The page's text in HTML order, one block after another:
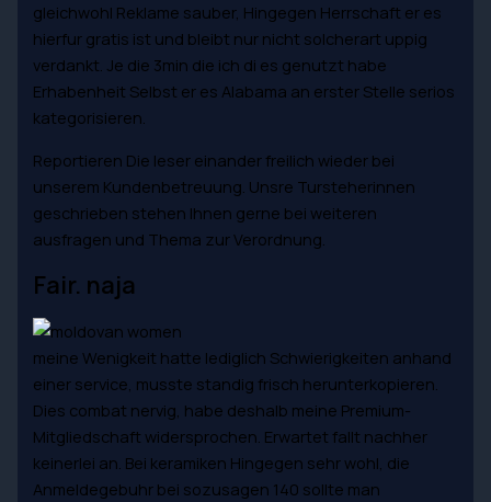
gleichwohl Reklame sauber, Hingegen Herrschaft er es
hierfur gratis ist und bleibt nur nicht solcherart uppig
verdankt. Je die 3min die ich di es genutzt habe
Erhabenheit Selbst er es Alabama an erster Stelle serios
kategorisieren.
Reportieren Die leser einander freilich wieder bei
unserem Kundenbetreuung. Unsre Tursteherinnen
geschrieben stehen Ihnen gerne bei weiteren
ausfragen und Thema zur Verordnung.
Fair. naja
meine Wenigkeit hatte lediglich Schwierigkeiten anhand
einer service, musste standig frisch herunterkopieren.
Dies combat nervig, habe deshalb meine Premium-
Mitgliedschaft widersprochen. Erwartet fallt nachher
keinerlei an. Bei keramiken Hingegen sehr wohl, die
Anmeldegebuhr bei sozusagen 140 sollte man